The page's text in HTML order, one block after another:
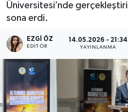
Üniversitesi’nde
sona erdi.
EZGI ÖZ
EDITÖR
14.05.2026 - 21:34
YAYINLANMA